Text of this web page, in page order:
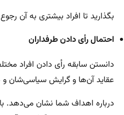
بگذارید تا افراد بیشتری به آن
احتمال رأی دادن طرفداران
دانستن سابقه رأی دادن افراد
عقاید آن‌ها و گرایش سیاسی‌‌شان
درباره اهداف شما نشان می‌دهد.